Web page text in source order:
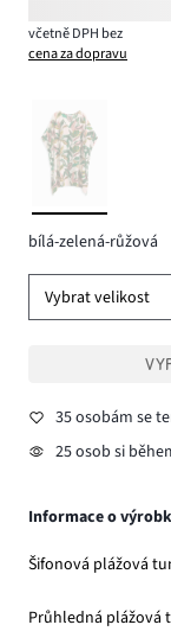
včetně DPH bez
cena za dopravu
bílá-zelená-růžová
Vybrat velikost
35 osobám se
25 osob si
Informace o
Šifonová plážová
Průhledná plážová